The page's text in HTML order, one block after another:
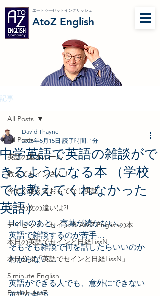
AtoZ English
エートゥーゼットイングリッシュ
記事
All Posts
英語の基本ルール
教えてセインさん！
今すぐ使えるおもてなし英語
２つの文の違いは?!
デイビッド・セイン & AtoZ Englishの本
本日の英語でセインと日経LissN
本日公開「英語でセインと日経LissN」
5 minute English
English AtoZ
All Posts
中学英語で英語の雑談がで
きるようになる本 （学校
では教えてくれなかった
英語）
David Thayne
2025年5月15日 読了時間: 1分
Helloのあと、言葉が続かない…
英語で雑談するのが苦手…
そもそも雑談で何を話したらいいのか
わからない…
英語ができる人でも、意外にできない